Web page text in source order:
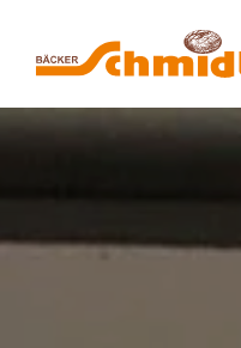
Zum Hauptinhalt